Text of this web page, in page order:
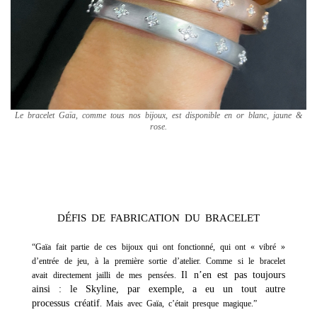
DÉFIS DE FABRICATION DU BRACELET
“Gaïa fait partie de ces bijoux qui ont fonctionné, qui ont « vibré »
d’entrée de jeu, à la première sortie d’atelier. Comme si le bracelet
avait directement jailli de mes pensées. Il n’en est pas toujours
ainsi : le Skyline, par exemple, a eu un tout autre
processus créatif. Mais avec Gaïa, c’était presque magique.”
Le bracelet Gaïa, comme tous nos bijoux, est disponible en or blanc, jaune &
rose.